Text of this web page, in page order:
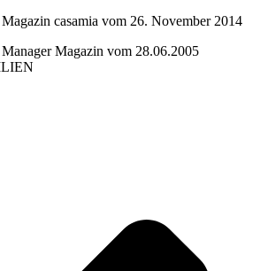
casamia vom 26. November 2014
Magazin vom 28.06.2005